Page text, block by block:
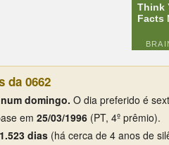
da 0662
domingo. O dia preferido é
em 25/03/1996 (PT, 4º prêmio).
1.523 dias (há cerca de 4 anos de